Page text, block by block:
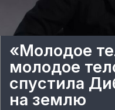
«Молодое
молодое
спустила
на землю